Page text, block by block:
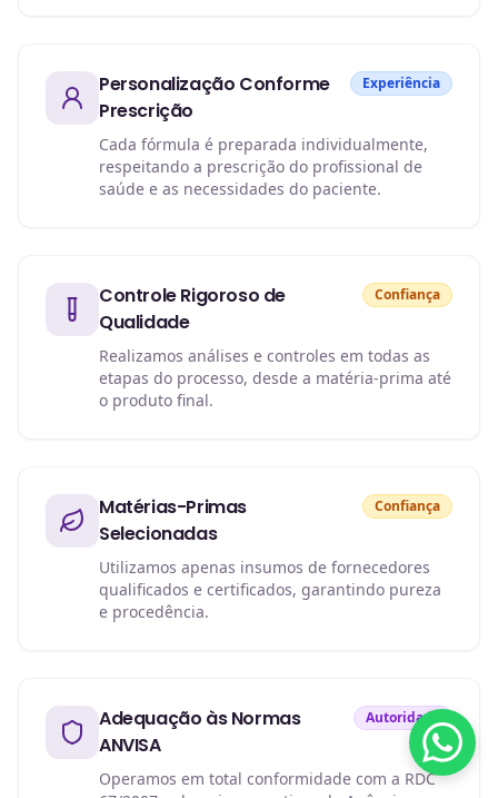
Personalização Conforme
Prescrição
Experiência
Cada fórmula é preparada individualmente,
respeitando a prescrição do profissional de
saúde e as necessidades do paciente.
Controle Rigoroso de
Qualidade
Confiança
Realizamos análises e controles em todas as
etapas do processo, desde a matéria-prima até
o produto final.
Matérias-Primas
Selecionadas
Confiança
Utilizamos apenas insumos de fornecedores
qualificados e certificados, garantindo pureza
e procedência.
Adequação às Normas
ANVISA
Autoridade
Operamos em total conformidade com a RDC